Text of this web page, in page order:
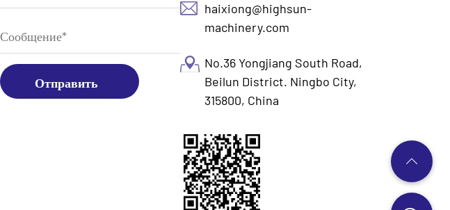
haixiong@highsun-
machinery.com
No.36 Yongjiang South Road,
Beilun District. Ningbo City,
315800, China